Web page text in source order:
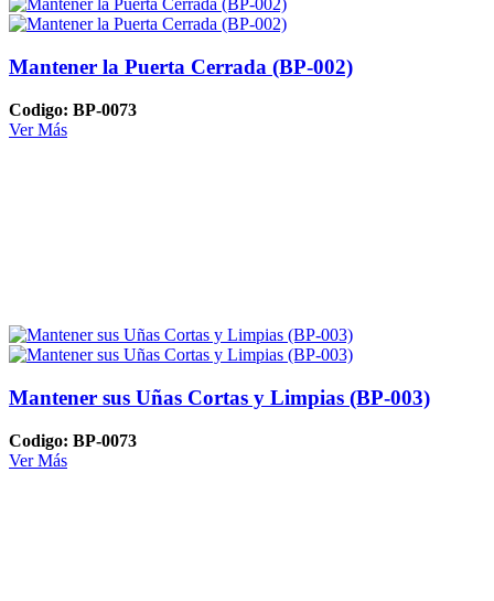
Mantener la Puerta Cerrada (BP-002)
Codigo: BP-0073
Ver Más
Mantener sus Uñas Cortas y Limpias (BP-003)
Codigo: BP-0073
Ver Más